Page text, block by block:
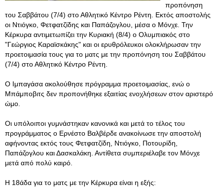
προπόνηση
του Σαββάτου (7/4) στο Αθλητικό Κέντρο Ρέντη. Εκτός αποστολής
οι Ντιόγκο, Φετφατζίδης και Παπάζογλου, μέσα ο Μόνχε. Την
Κέρκυρα αντιμετωπίζει την Κυριακή (8/4) ο Ολυμπιακός στο
"Γεώργιος Καραϊσκάκης" και οι ερυθρόλευκοι ολοκλήρωσαν την
προετοιμασία τους για το ματς με την προπόνηση του Σαββάτου
(7/4) στο Αθλητικό Κέντρο Ρέντη.
Ο Ιμπαγάσα ακολούθησε πρόγραμμα προετοιμασίας, ενώ ο
Μπάμποβιτς δεν προπονήθηκε εξαιτίας ενοχλήσεων στον αριστερό
ώμο.
Οι υπόλοιποι γυμνάστηκαν κανονικά και μετά το τέλος του
προγράμματος ο Ερνέστο Βαλβέρδε ανακοίνωσε την αποστολή
αφήνοντας εκτός τους Φετφατζίδη, Ντιόγκο, Ποτουρίδη,
Παπάζογλου και Δασκαλάκη. Αντίθετα συμπεριέλαβε τον Μόνχε
μετά από πολύ καιρό.
Η 18άδα για το ματς με την Κέρκυρα είναι η εξής: